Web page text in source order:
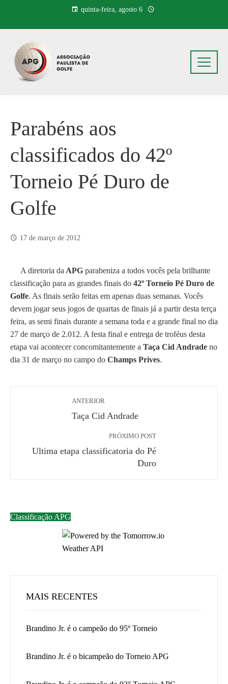
o
conteúdo
quinta-feira, agosto 6
Parabéns aos
classificados do 42º
Torneio Pé Duro de
Golfe
17 de março de 2012
A diretoria da APG parabeniza a todos vocês pela brilhante
classificação para as grandes finais do 42º Torneio Pé Duro de
Golfe. As finais serão feitas em apenas duas semanas. Vocês
devem jogar seus jogos de quartas de finais já a partir desta terça
feira, as semi finais durante a semana toda e a grande final no dia
27 de março de 2.012. A festa final e entrega de troféus desta
etapa vai acontecer concomitantemente a Taça Cid Andrade no
dia 31 de março no campo do Champs Prives.
ANTERIOR
Taça Cid Andrade
PRÓXIMO POST
Ultima etapa classificatoria do Pé
Duro
Classificação APG
MAIS RECENTES
Brandino Jr. é o campeão do 95º Torneio
Brandino Jr. é o bicampeão do Torneio APG